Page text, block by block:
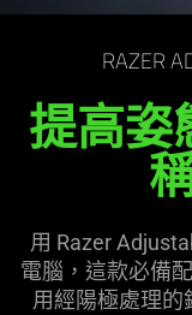
the
be
updated.
RAZER
提高姿
用 Razer
電腦，這款必備
用經陽極處理的